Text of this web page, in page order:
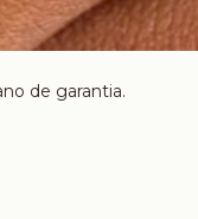
de garantia.